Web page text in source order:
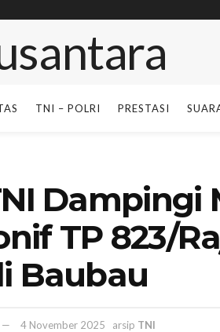
TNI – POLRI PRESTASI
Dampingi
TP 823/
Baubau
4 November 2025 arsip TNI